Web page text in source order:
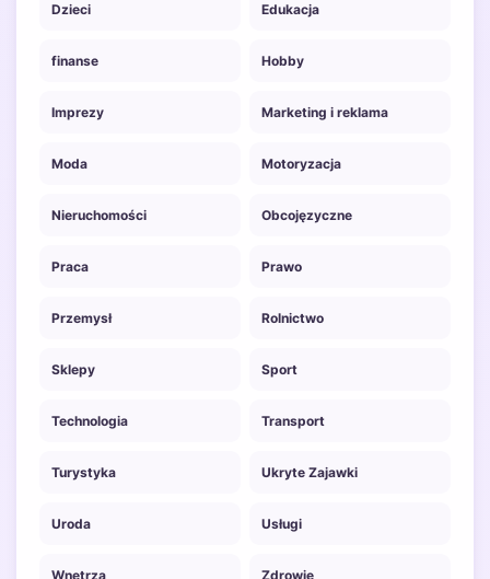
Dzieci Edukacja
finanse Hobby
Imprezy Marketing i reklama
Moda Motoryzacja
Nieruchomości Obcojęzyczne
Praca Prawo
Przemysł Rolnictwo
Sklepy Sport
Technologia Transport
Turystyka Ukryte Zajawki
Uroda Usługi
Wnętrza Zdrowie